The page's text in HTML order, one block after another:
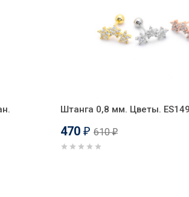
Штанга 0,8 мм. Цветы.
470 ₽ 610₽